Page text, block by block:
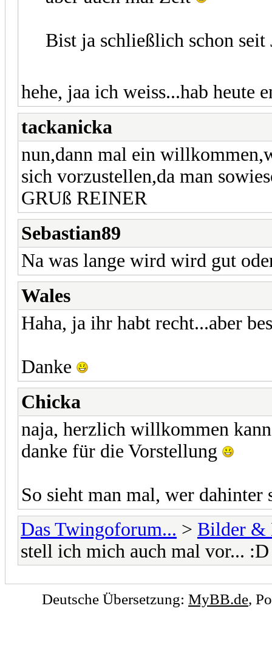
Bist ja schließlich schon
hehe, jaa ich weiss...hab
tackanicka
nun,dann mal ein
sich vorzustellen,da man
GRUß REINER
Sebastian89
Na was lange wird wird gut
Wales
Haha, ja ihr habt recht...aber
Danke
Chicka
naja, herzlich willkommen
danke für die Vorstellung
So sieht man mal, wer dahinter
Das Twingoforum... > Bilder &
stell ich mich auch mal vor... :D
Deutsche Übersetzung: MyBB.de,